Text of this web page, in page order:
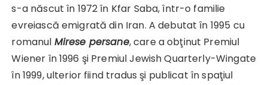
s-a născut în 1972 în Kfar Saba, într-o familie
evreiască emigrată din Iran. A debutat în 1995 cu
romanul Mirese persane, care a obţinut Premiul
Wiener în 1996 şi Premiul Jewish Quarterly-Wingate
în 1999, ulterior fiind tradus şi publicat în spaţiul